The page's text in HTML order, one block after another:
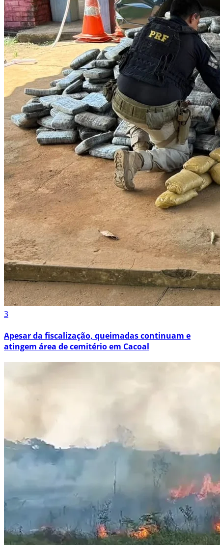
3
Apesar da fiscalização, queimadas continuam e
atingem área de cemitério em Cacoal